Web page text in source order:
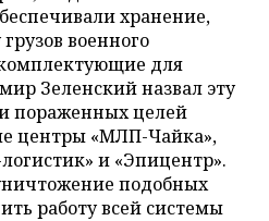
хранение,
военного
для
Зеленский назвал эту
пораженных целей
центры «МЛП-Чайка»,
и «Эпицентр».
подобных
работу всей системы